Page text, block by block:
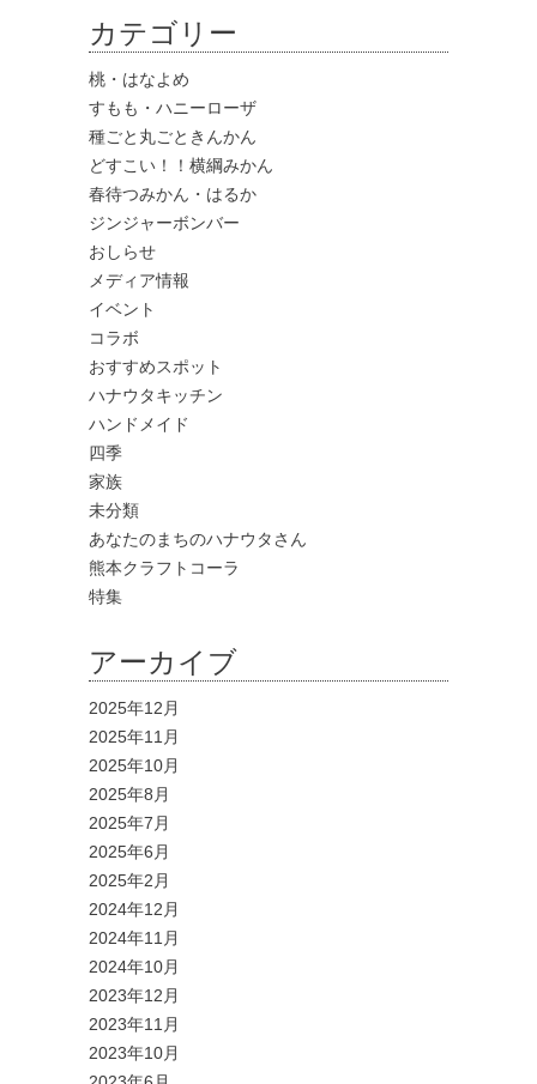
カテゴリー
桃・はなよめ
すもも・ハニーローザ
種ごと丸ごときんかん
どすこい！！横綱みかん
春待つみかん・はるか
ジンジャーボンバー
おしらせ
メディア情報
イベント
コラボ
おすすめスポット
ハナウタキッチン
ハンドメイド
四季
家族
未分類
あなたのまちのハナウタさん
熊本クラフトコーラ
特集
アーカイブ
2025年12月
2025年11月
2025年10月
2025年8月
2025年7月
2025年6月
2025年2月
2024年12月
2024年11月
2024年10月
2023年12月
2023年11月
2023年10月